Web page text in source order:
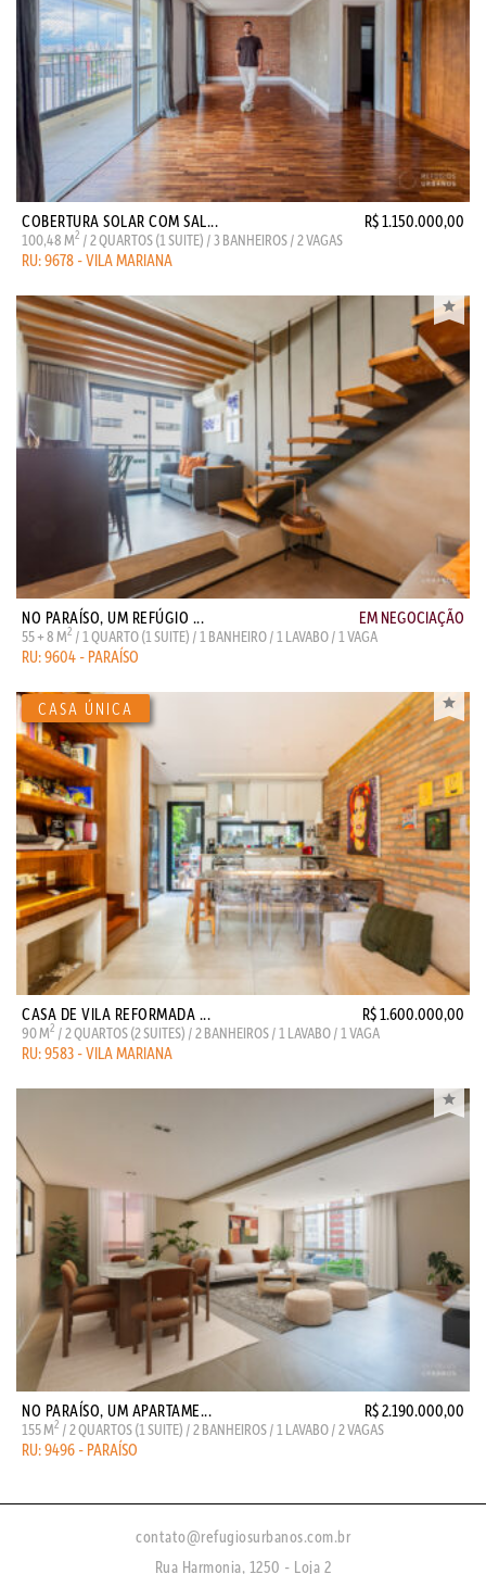
COBERTURA SOLAR COM SAL... R$ 1.150.000,00
100,48 M2 / 2 QUARTOS (1 SUITE) / 3 BANHEIROS / 2 VAGAS
RU: 9678 - VILA MARIANA
NO PARAÍSO, UM REFÚGIO ... EM NEGOCIAÇÃO
55 + 8 M2 / 1 QUARTO (1 SUITE) / 1 BANHEIRO / 1 LAVABO / 1 VAGA
RU: 9604 - PARAÍSO
CASA DE VILA REFORMADA ... R$ 1.600.000,00
90 M2 / 2 QUARTOS (2 SUITES) / 2 BANHEIROS / 1 LAVABO / 1 VAGA
RU: 9583 - VILA MARIANA
NO PARAÍSO, UM APARTAME... R$ 2.190.000,00
155 M2 / 2 QUARTOS (1 SUITE) / 2 BANHEIROS / 1 LAVABO / 2 VAGAS
RU: 9496 - PARAÍSO
contato@refugiosurbanos.com.br
Rua Harmonia, 1250 - Loja 2